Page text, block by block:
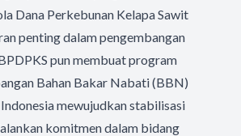
Dana Perkebunan Kelapa Sawit
penting dalam pengembangan
pun membuat program
Bahan Bakar Nabati (BBN)
mewujudkan stabilisasi
komitmen dalam bidang